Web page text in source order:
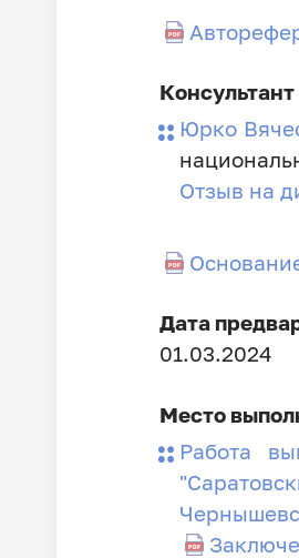
диссертации
Консультант
Юрко
Отзыв на
Дата
01.03.2024
Место
Работа